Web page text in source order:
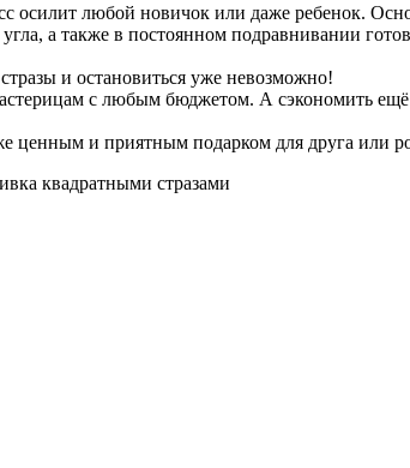
осилит любой новичок или даже ребенок.
а также в постоянном подравнивании
и остановиться уже невозможно!
с любым бюджетом. А сэкономить
ценным и приятным подарком для друга или